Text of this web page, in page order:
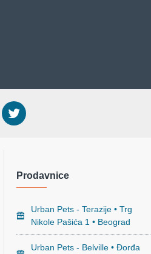
Prodavnice
Urban Pets - Terazije • Trg
Nikole Pašića 1 • Beograd
Urban Pets - Belville • Đorđa